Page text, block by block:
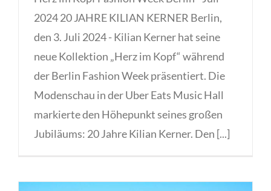
2024 20 JAHRE KILIAN KERNER Berlin,
den 3. Juli 2024 - Kilian Kerner hat seine
neue Kollektion „Herz im Kopf“ während
der Berlin Fashion Week präsentiert. Die
Modenschau in der Uber Eats Music Hall
markierte den Höhepunkt seines großen
Jubiläums: 20 Jahre Kilian Kerner. Den [...]